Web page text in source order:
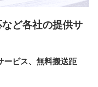
業務の遂行のため
ど各社の提供サ
ービス、無料搬送距